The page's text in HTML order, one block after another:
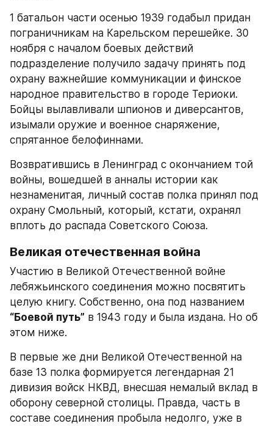
1 батальон части осенью 1939 годабыл придан
пограничникам на Карельском перешейке. 30
ноября с началом боевых действий
подразделение получило задачу принять под
охрану важнейшие коммуникации и финское
народное правительство в городе Териоки.
Бойцы вылавливали шпионов и диверсантов,
изымали оружие и военное снаряжение,
спрятанное белофиннами.
Возвратившись в Ленинград с окончанием той
войны, вошедшей в анналы истории как
незнаменитая, личный состав полка принял под
охрану Смольный, который, кстати, охранял
вплоть до распада Советского Союза.
Великая отечественная война
Участию в Великой Отечественной войне
лебяжьинского соединения можно посвятить
“Боевой путь” в 1943 году и была издана. Но об
этом ниже.
В первые же дни Великой Отечественной на
базе 13 полка формируется легендарная 21
дивизия войск НКВД, внесшая немалый вклад в
оборону северной столицы. Правда, часть в
составе соединения пробыла недолго, уже в